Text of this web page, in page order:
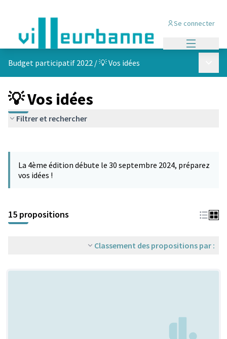
Se connecter
Budget participatif 2022 /💡 Vos idées
💡 Vos idées
Filtrer et rechercher
−
La 4ème édition débute le 30 septembre 2024, préparez
vos idées !
15 propositions
Classement des propositions par :